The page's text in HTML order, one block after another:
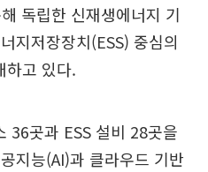
독립한 신재생에너지 기
지저장장치(ESS) 중심의
하고 있다.
36곳과 ESS 설비 28곳을
지능(AI)과 클라우드 기반